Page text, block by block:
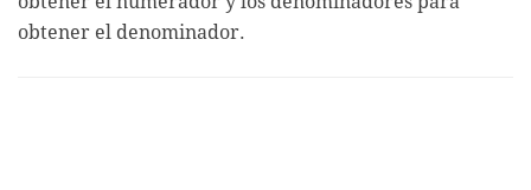
obtener el denominador.